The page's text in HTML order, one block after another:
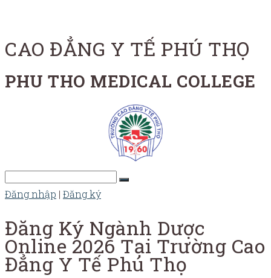
CAO ĐẲNG Y TẾ PHÚ THỌ
PHU THO MEDICAL COLLEGE
Đăng nhập | Đăng ký
Đăng Ký Ngành Dược
Online 2026 Tại Trường Cao
Đẳng Y Tế Phú Thọ